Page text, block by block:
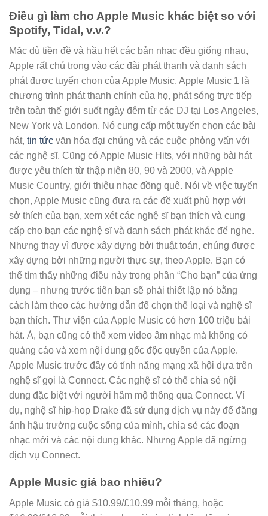
Điều gì làm cho Apple Music khác biệt so với
Spotify, Tidal, v.v.?
Mặc dù tiền đề và hầu hết các bản nhạc đều giống nhau,
Apple rất chú trọng vào các đài phát thanh và danh sách
phát được tuyển chọn của Apple Music. Apple Music 1 là
chương trình phát thanh chính của họ, phát sóng trực tiếp
trên toàn thế giới suốt ngày đêm từ các DJ tại Los Angeles,
New York và London. Nó cung cấp một tuyển chọn các bài
hát, tin tức văn hóa đại chúng và các cuộc phỏng vấn với
các nghệ sĩ. Cũng có Apple Music Hits, với những bài hát
được yêu thích từ thập niên 80, 90 và 2000, và Apple
Music Country, giới thiệu nhạc đồng quê. Nói về việc tuyển
chọn, Apple Music cũng đưa ra các đề xuất phù hợp với
sở thích của bạn, xem xét các nghệ sĩ bạn thích và cung
cấp cho bạn các nghệ sĩ và danh sách phát khác để nghe.
Nhưng thay vì được xây dựng bởi thuật toán, chúng được
xây dựng bởi những người thực sự, theo Apple. Bạn có
thể tìm thấy những điều này trong phần “Cho bạn” của ứng
dụng – nhưng trước tiên bạn sẽ phải thiết lập nó bằng
cách làm theo các hướng dẫn để chọn thể loại và nghệ sĩ
bạn thích. Thư viện của Apple Music có hơn 100 triệu bài
hát. À, bạn cũng có thể xem video âm nhạc mà không có
quảng cáo và xem nội dung gốc độc quyền của Apple.
Apple Music trước đây có tính năng mạng xã hội dựa trên
nghệ sĩ gọi là Connect. Các nghệ sĩ có thể chia sẻ nội
dung đặc biệt với người hâm mộ thông qua Connect. Ví
dụ, nghệ sĩ hip-hop Drake đã sử dụng dịch vụ này để đăng
ảnh hậu trường cuộc sống của mình, chia sẻ các đoạn
nhạc mới và các nội dung khác. Nhưng Apple đã ngừng
dịch vụ Connect.
Apple Music giá bao nhiêu?
Apple Music có giá $10.99/£10.99 mỗi tháng, hoặc